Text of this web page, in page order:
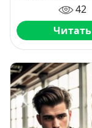
42
Читать